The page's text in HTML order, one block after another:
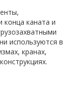
конца каната и
используются в
кранах,